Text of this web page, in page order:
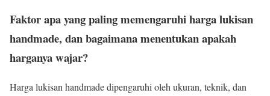
Faktor apa yang paling memengaruhi harga lukisan
handmade, dan bagaimana menentukan apakah
harganya wajar?
Harga lukisan handmade dipengaruhi oleh ukuran, teknik, dan